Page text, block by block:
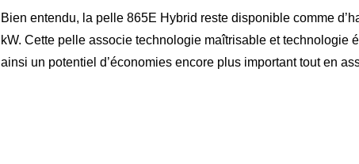
Bien entendu, la pelle 865E Hybrid reste disponible comme
kW. Cette pelle associe technologie maîtrisable et technologie
ainsi un potentiel d’économies encore plus important tout en